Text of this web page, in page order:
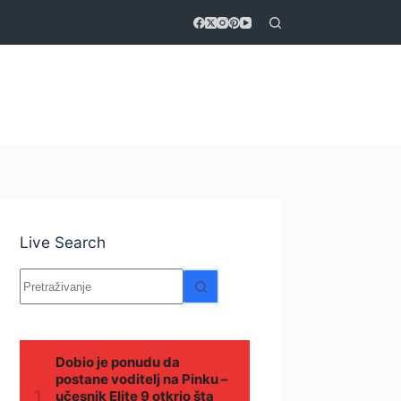
Live Search
Nema
rezultata.